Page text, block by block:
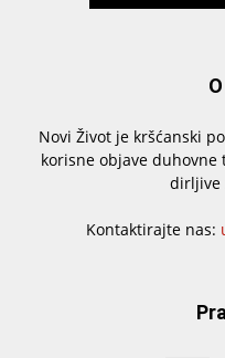
Novi Život je kršćanski
korisne objave duhovne
dirljive
Kontaktirajte nas: